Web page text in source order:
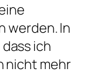
werden. In
ich
nicht mehr